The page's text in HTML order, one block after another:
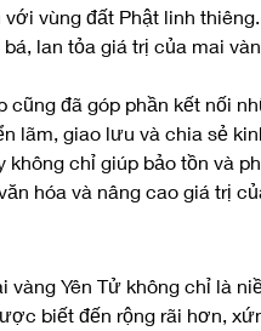
vùng đất Phật linh thiêng.
lan tỏa giá trị của mai
cũng đã góp phần kết nối
lãm, giao lưu và chia sẻ
chỉ giúp bảo tồn và
hóa và nâng cao giá trị
vàng Yên Tử không chỉ là
biết đến rộng rãi hơn,